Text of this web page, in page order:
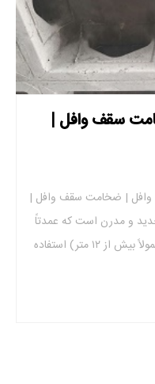
سقف وافل |
| ضخامت سقف وافل |
و مدرن است که عمدتاً
برای ساخت سقف های با دهانه بلند (معمولاً بیش از ۱۲ متر) استفاده
شده است و ظاهری شبیه